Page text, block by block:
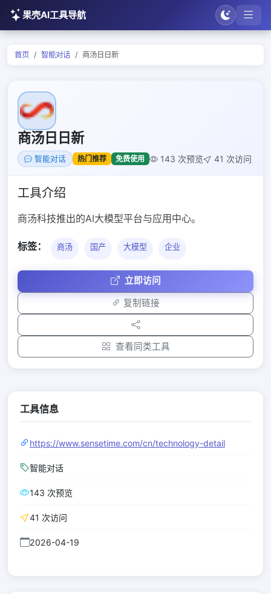
果壳AI工具导航
首页 智能对话 商汤日日新
商汤日日新
智能对话 热门推荐 免费使用 143 次预览 41 次访问
工具介绍
商汤科技推出的AI大模型平台与应用中心。
标签： 商汤 国产 大模型 企业
立即访问
复制链接
查看同类工具
工具信息
https://www.sensetime.com/cn/technology-detail
智能对话
143 次预览
41 次访问
2026-04-19